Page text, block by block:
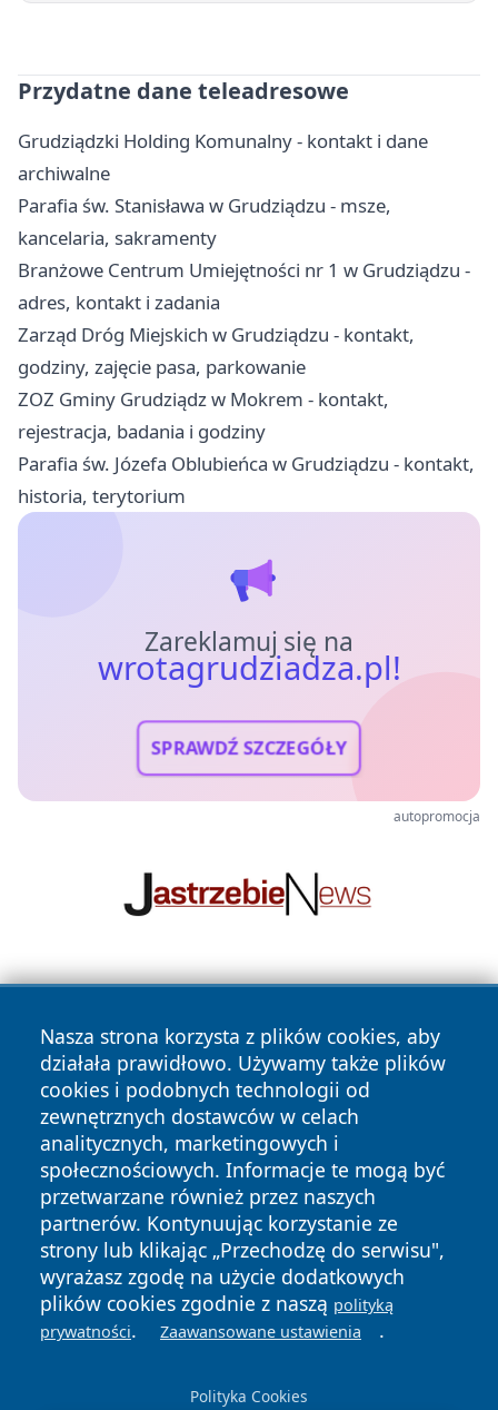
Przydatne dane teleadresowe
Grudziądzki Holding Komunalny - kontakt i dane
archiwalne
Parafia św. Stanisława w Grudziądzu - msze,
kancelaria, sakramenty
Branżowe Centrum Umiejętności nr 1 w Grudziądzu -
adres, kontakt i zadania
Zarząd Dróg Miejskich w Grudziądzu - kontakt,
godziny, zajęcie pasa, parkowanie
ZOZ Gminy Grudziądz w Mokrem - kontakt,
rejestracja, badania i godziny
Parafia św. Józefa Oblubieńca w Grudziądzu - kontakt,
historia, terytorium
Zareklamuj się na
wrotagrudziadza.pl!
SPRAWDŹ SZCZEGÓŁY
autopromocja
Nasza strona korzysta z plików cookies, aby
działała prawidłowo. Używamy także plików
cookies i podobnych technologii od
zewnętrznych dostawców w celach
analitycznych, marketingowych i
społecznościowych. Informacje te mogą być
przetwarzane również przez naszych
partnerów. Kontynuując korzystanie ze
strony lub klikając „Przechodzę do serwisu",
wyrażasz zgodę na użycie dodatkowych
plików cookies zgodnie z naszą polityką
prywatności. Zaawansowane ustawienia .
Polityka Cookies
Copyright © 2026 wrotagrudziadza.pl Wszystkie prawa
zastrzeżone.
News Autorzy
Polityka
Prywatności
Polityka
Cookies